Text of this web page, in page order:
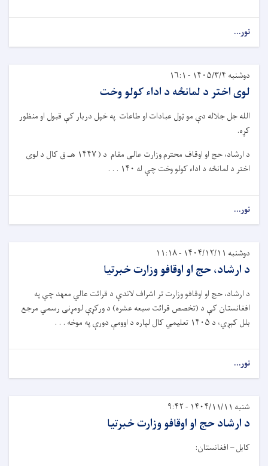
نور...
دوشنبه ۱۴۰۵/۳/۴ - ۱۶:۱
لوی اختر د لمانځه د اداء کولو وخت
الله جل جلاله دې موټول عبادات او طاعات په خپل دربار کې قبول او منظور
کړه.
د ارشاد، حج او اوقاف محترم وزارت عالی مقام د (۱۴۴۷ هـ.ق کال د لوی
اختر د لمانځه د اداء‌ کولووخت چې له ۱۴۰ . . .
نور...
دوشنبه ۱۴۰۴/۱۲/۱۱ - ۱۱:۱۸
د ارشاد، حج او اوقافو وزارت خبرتیا
د ارشاد، حج او اوقافو وزارتتر اشراف لاندې د قرائت عالي معهد چې په
افغانستان کې د (تخصص قرائت سبعه عشره) د ورکړې لومړنی رسمي مرجع
بلل کېږي، د ۱۴۰۵ تعلیمي کال لپاره د اوومې دورې په موخه . . .
نور...
شنبه ۱۴۰۴/۱۱/۱۱ - ۹:۴۲
د ارشاد حج او اوقافو وزارت خبرتیا
کابل – افغانستان: